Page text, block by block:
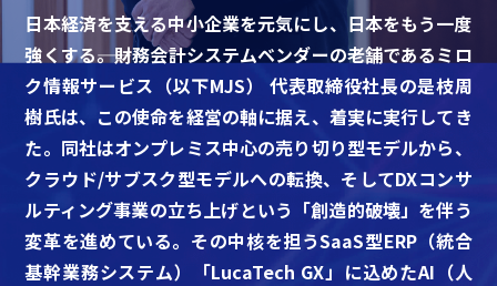
日本経済を支える中小企業を元気にし、日本をもう一度
強くする――。財務会計システムベンダーの老舗であるミロ
ク情報サービス（以下MJS） 代表取締役社長の是枝周
樹氏は、この使命を経営の軸に据え、着実に実行してき
た。同社はオンプレミス中心の売り切り型モデルから、
クラウド/サブスク型モデルへの転換、そしてDXコンサ
ルティング事業の立ち上げという「創造的破壊」を伴う
変革を進めている。その中核を担うSaaS型ERP（統合
基幹業務システム）「LucaTech GX」に込めたAI（人